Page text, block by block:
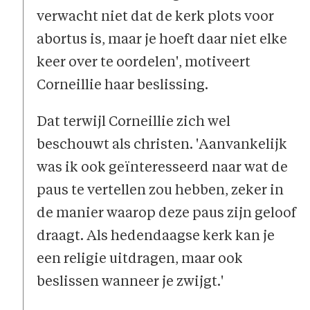
verwacht niet dat de kerk plots voor
abortus is, maar je hoeft daar niet elke
keer over te oordelen', motiveert
Corneillie haar beslissing.
Dat terwijl Corneillie zich wel
beschouwt als christen. 'Aanvankelijk
was ik ook geïnteresseerd naar wat de
paus te vertellen zou hebben, zeker in
de manier waarop deze paus zijn geloof
draagt. Als hedendaagse kerk kan je
een religie uitdragen, maar ook
beslissen wanneer je zwijgt.'